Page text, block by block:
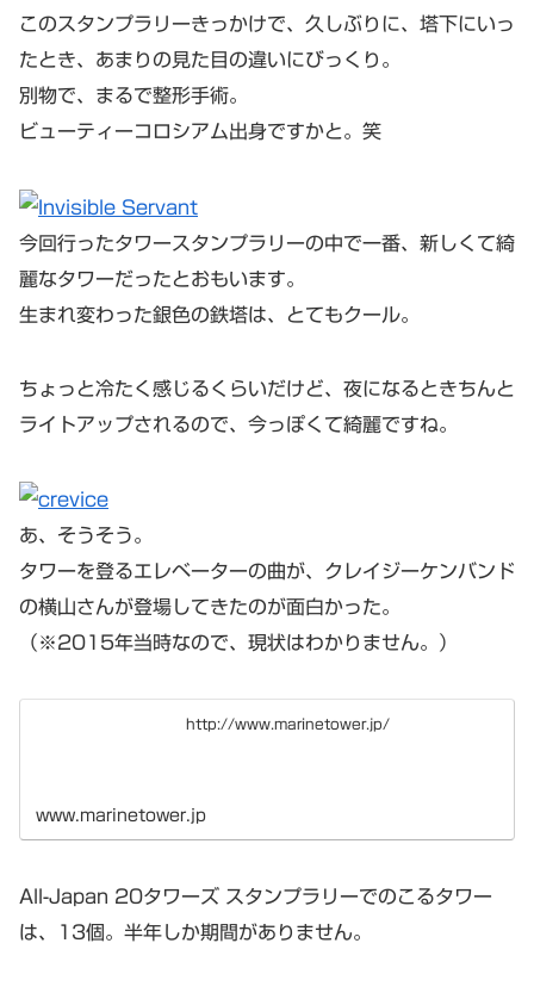
このスタンプラリーきっかけで、久しぶりに、塔下にいっ
たとき、あまりの見た目の違いにびっくり。
別物で、まるで整形手術。
ビューティーコロシアム出身ですかと。笑
今回行ったタワースタンプラリーの中で一番、新しくて綺
麗なタワーだったとおもいます。
生まれ変わった銀色の鉄塔は、とてもクール。
ちょっと冷たく感じるくらいだけど、夜になるときちんと
ライトアップされるので、今っぽくて綺麗ですね。
あ、そうそう。
タワーを登るエレベーターの曲が、クレイジーケンバンド
の横山さんが登場してきたのが面白かった。
（※2015年当時なので、現状はわかりません。）
http://www.marinetower.jp/
www.marinetower.jp
All-Japan 20タワーズ スタンプラリーでのこるタワー
は、13個。半年しか期間がありません。